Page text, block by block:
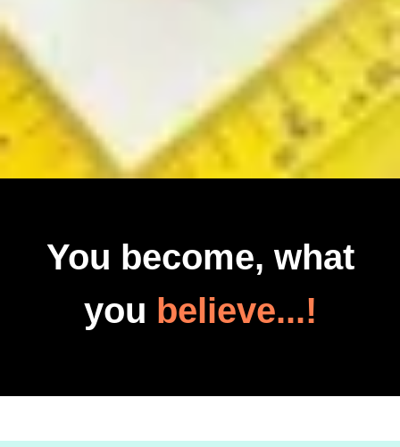
You become, what
you believe...!